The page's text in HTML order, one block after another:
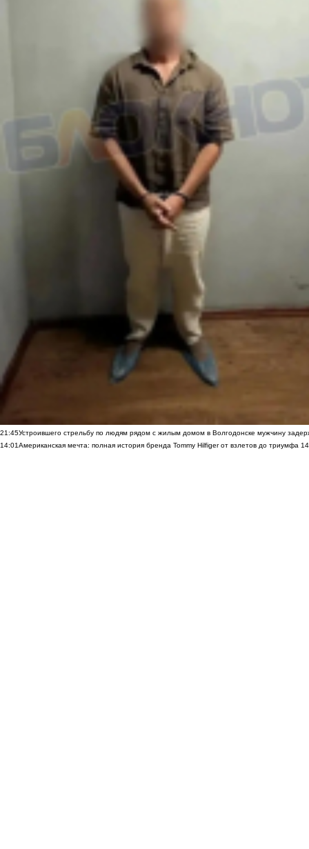
21:45Устроившего стрельбу по людям рядом с жилым домом в Волгодонске мужчину
14:01Американская мечта: полная история бренда Tommy Hilfiger от взлетов до триумфа